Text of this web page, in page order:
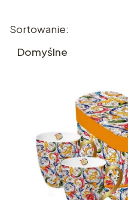
Lista
Sortowanie:
Domyślne